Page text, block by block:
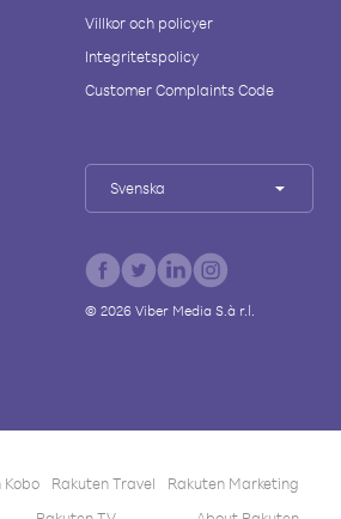
Villkor och policyer
Integritetspolicy
Customer Complaints Code
Svenska
© 2026Viber Media S.à r.l.
Kobo Rakuten Travel
Rakuten Marketing